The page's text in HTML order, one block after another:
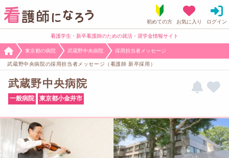
看護学生・新卒看護師のための就活・奨学金情報サイト
東京都の病院 武蔵野中央病院 採用担当者メッセージ
武蔵野中央病院の採用担当者メッセージ（看護師 新卒採用）
武蔵野中央病院
一般病院 東京都小金井市